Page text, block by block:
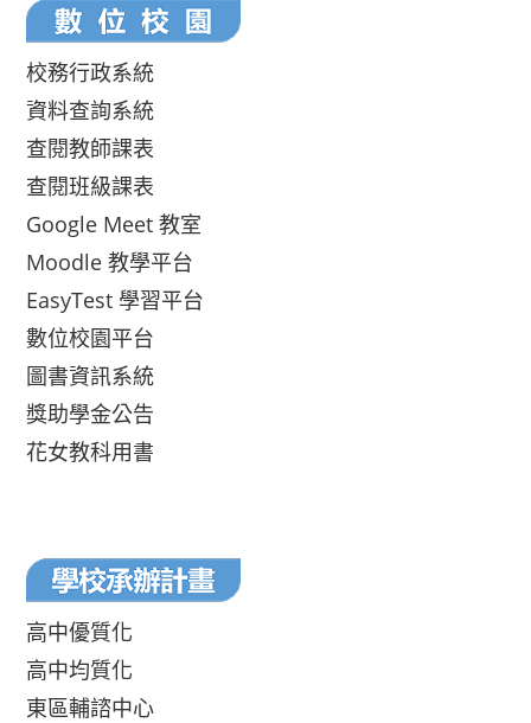
校務行政系統
資料查詢系統
查閱教師課表
查閱班級課表
Google Meet 教室
Moodle 教學平台
EasyTest 學習平台
數位校園平台
圖書資訊系統
獎助學金公告
花女教科用書
高中優質化
高中均質化
東區輔諮中心